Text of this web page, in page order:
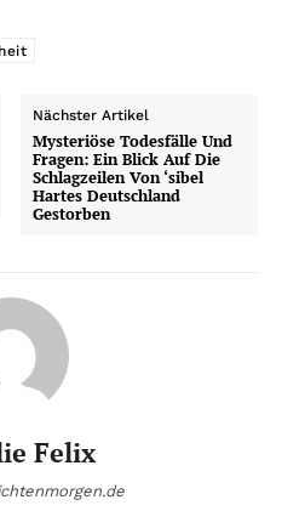
Nächster Artikel
Mysteriöse Todesfälle Und
Fragen: Ein Blick Auf Die
Schlagzeilen Von ‘sibel
Hartes Deutschland
Gestorben
Felix